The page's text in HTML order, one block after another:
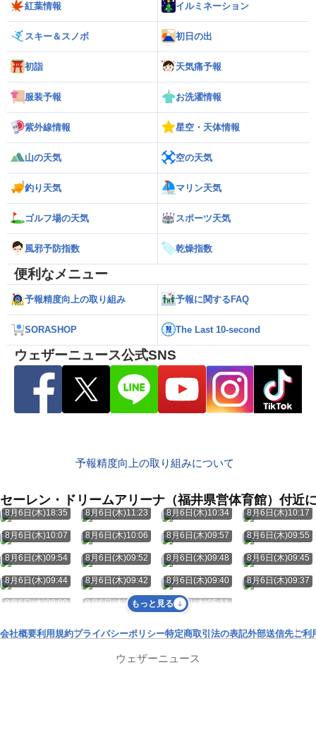
紅葉情報 イルミネーション
スキー＆スノボ 初日の出
初詣 天気痛予報
服装予報 お洗濯情報
紫外線情報 星空・天体情報
山の天気 空の天気
釣り天気 マリン天気
ゴルフ場の天気 スポーツ天気
風邪予防指数 乾燥指数
便利なメニュー
予報精度向上の取り組み 予報に関するFAQ
SORASHOP The Last 10-second
ウェザーニュース公式SNS
予報精度向上の取り組みについて
セーレン・ドリームアリーナ（福井県営体育館）付近
8月6日(木)18:35 8月6日(木)11:23 8月6日(木)10:34 8月6日(木)10:17
8月6日(木)10:07 8月6日(木)10:06 8月6日(木)09:57 8月6日(木)09:55
8月6日(木)09:54 8月6日(木)09:52 8月6日(木)09:48 8月6日(木)09:45
8月6日(木)09:44 8月6日(木)09:42 8月6日(木)09:40 8月6日(木)09:37
8月6日(木)09:00 8月6日(木)07:35 8月6日(木)05:11
もっと見る
会社概要利用規約プライバシーポリシー特定商取引法の表記外部送信先ご利
ウェザーニュース